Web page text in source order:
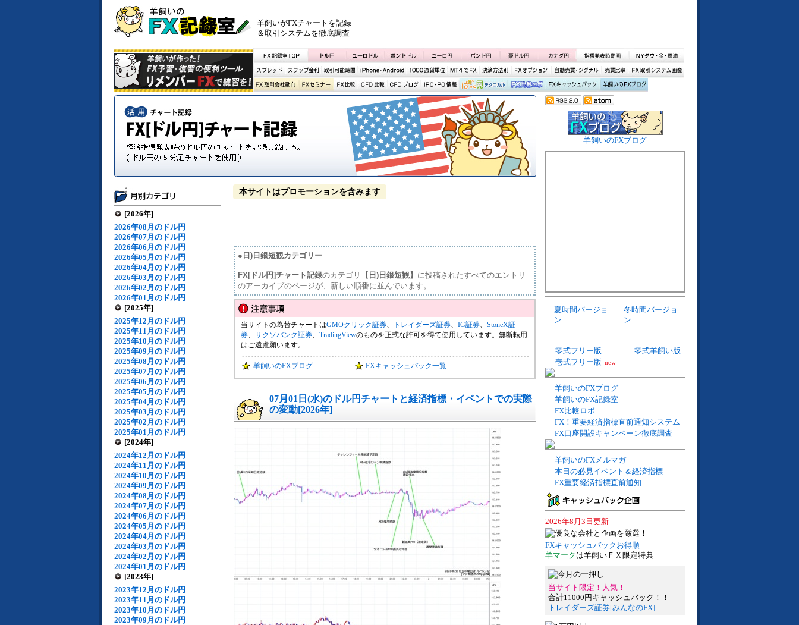
羊飼いがFXチャートを記録
＆取引システムを徹底調査
[2026年]
2026年08月のドル円
2026年07月のドル円
2026年06月のドル円
2026年05月のドル円
2026年04月のドル円
2026年03月のドル円
2026年02月のドル円
2026年01月のドル円
[2025年]
2025年12月のドル円
2025年11月のドル円
2025年10月のドル円
2025年09月のドル円
2025年08月のドル円
2025年07月のドル円
2025年06月のドル円
2025年05月のドル円
2025年04月のドル円
2025年03月のドル円
2025年02月のドル円
2025年01月のドル円
[2024年]
2024年12月のドル円
2024年11月のドル円
2024年10月のドル円
2024年09月のドル円
2024年08月のドル円
2024年07月のドル円
2024年06月のドル円
2024年05月のドル円
2024年04月のドル円
2024年03月のドル円
2024年02月のドル円
2024年01月のドル円
[2023年]
2023年12月のドル円
2023年11月のドル円
2023年10月のドル円
2023年09月のドル円
本サイトはプロモーションを含みます
●日)日銀短観カテゴリー
FX[ドル円]チャート記録のカテゴリ 【日)日銀短観】 に投稿されたすべてのエントリ
のアーカイブのページが、新しい順番に並んでいます。
当サイトの為替チャートはGMOクリック証券、 トレイダーズ証券、 IG証券、 StoneX証
券、 サクソバンク証券、 TradingViewのものを正式な許可を得て使用しています。無断転用
はご遠慮願います。
羊飼いのFXブログ FXキャッシュバック一覧
07月01日(水)のドル円チャートと経済指標・イベントでの実際
の変動[2026年]
羊飼いのFXブログ
夏時間バージョ
ン
冬時間バージョ
ン
零式フリー版
零式羊飼い版
壱式フリー版 new
羊飼いのFXブログ
羊飼いのFX記録室
FX比較ロボ
FX！重要経済指標直前通知システム
FX口座開設キャンペーン徹底調査
羊飼いのFXメルマガ
本日の必見イベント＆経済指標
FX重要経済指標直前通知
2026年8月3日更新
FXキャッシュバックお得順
羊マーク は羊飼いＦＸ限定特典
当サイト限定！人気！
合計11000円キャッシュバック！！
トレイダーズ証券[みんなのFX]